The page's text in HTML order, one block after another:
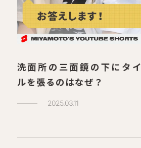
洗面所の三面鏡の下にタイ
ルを張るのはなぜ？
2025.03.11